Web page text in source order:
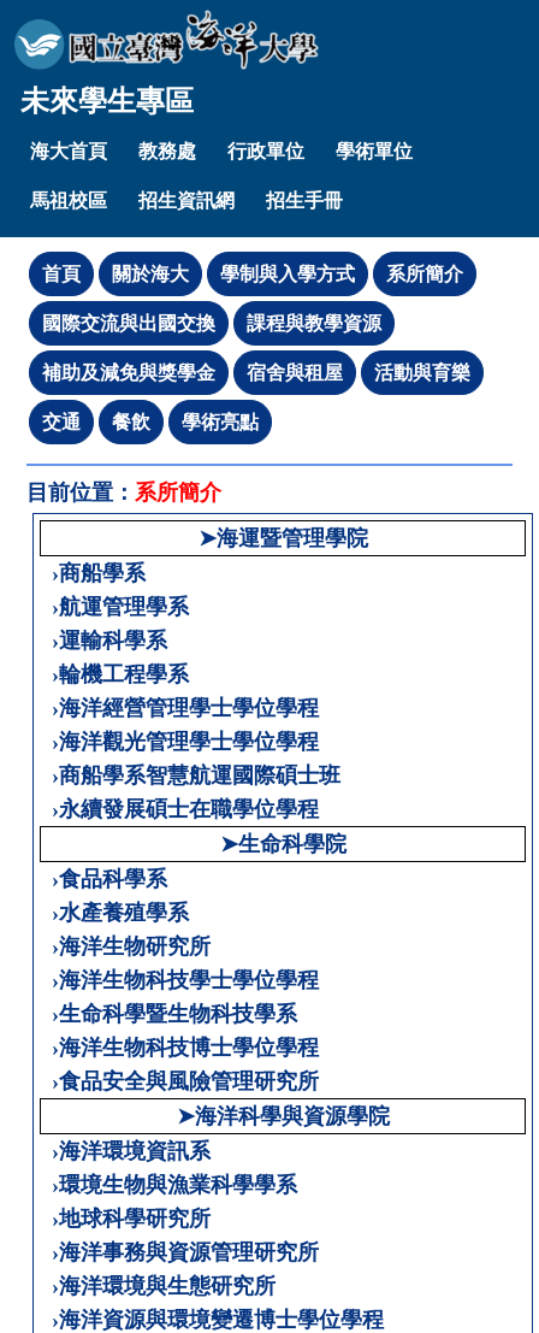
未來學生專區
海大首頁 教務處 行政單位 學術單位
馬祖校區 招生資訊網 招生手冊
目前位置： 系所簡介
➤海運暨管理學院
›商船學系
›航運管理學系
›運輸科學系
›輪機工程學系
›海洋經營管理學士學位學程
›海洋觀光管理學士學位學程
›商船學系智慧航運國際碩士班
›永續發展碩士在職學位學程
➤生命科學院
›食品科學系
›水產養殖學系
›海洋生物研究所
›海洋生物科技學士學位學程
›生命科學暨生物科技學系
›海洋生物科技博士學位學程
›食品安全與風險管理研究所
➤海洋科學與資源學院
›海洋環境資訊系
›環境生物與漁業科學學系
›地球科學研究所
›海洋事務與資源管理研究所
›海洋環境與生態研究所
›海洋資源與環境變遷博士學位學程